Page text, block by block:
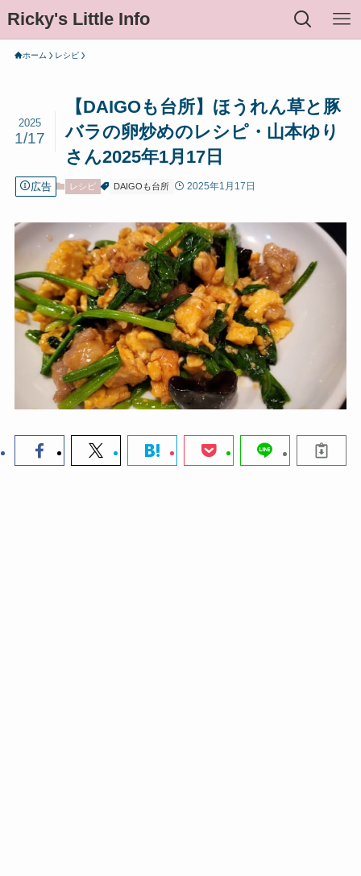
Ricky's Little Info
ホーム レシピ
【DAIGOも台所】ほうれん草と豚
バラの卵炒めのレシピ・山本ゆり
さん2025年1月17日
2025
1/17
広告 レシピ DAIGOも台所 2025年1月17日